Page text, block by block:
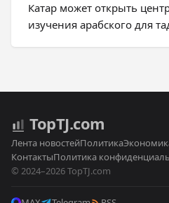
Катар может открыть
изучения арабского для
TopTJ.com
Лента новостейПолитика
КонтактыПолитика
© 2024–2026 TopTJ.com